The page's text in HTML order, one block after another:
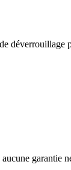
garantie